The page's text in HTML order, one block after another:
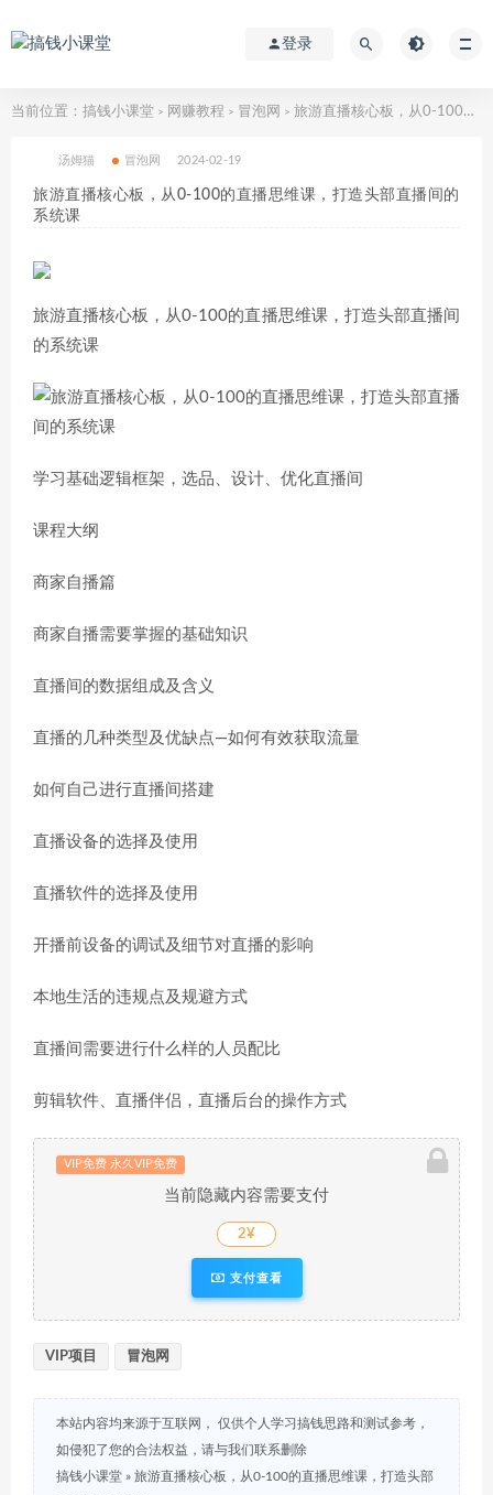
登录
当前位置： 搞钱小课堂 > 网赚教程 > 冒泡网 > 旅游直播核心板，从0-100的直播思维课，打造头部直播间的系统课
汤姆猫 冒泡网 2024-02-19
旅游直播核心板，从0-100的直播思维课，打造头部直播间的
系统课
旅游直播核心板，从0-100的直播思维课，打造头部直播间
的系统课
学习基础逻辑框架，选品、设计、优化直播间
课程大纲
商家自播篇
商家自播需要掌握的基础知识
直播间的数据组成及含义
直播的几种类型及优缺点—如何有效获取流量
如何自己进行直播间搭建
直播设备的选择及使用
直播软件的选择及使用
开播前设备的调试及细节对直播的影响
本地生活的违规点及规避方式
直播间需要进行什么样的人员配比
剪辑软件、直播伴侣，直播后台的操作方式
VIP免费 永久VIP免费
当前隐藏内容需要支付
2¥
支付查看
VIP项目 冒泡网
本站内容均来源于互联网， 仅供个人学习搞钱思路和测试参考，
如侵犯了您的合法权益，请与我们联系删除
搞钱小课堂 » 旅游直播核心板，从0-100的直播思维课，打造头部